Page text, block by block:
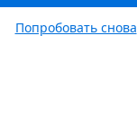
Попробовать снова